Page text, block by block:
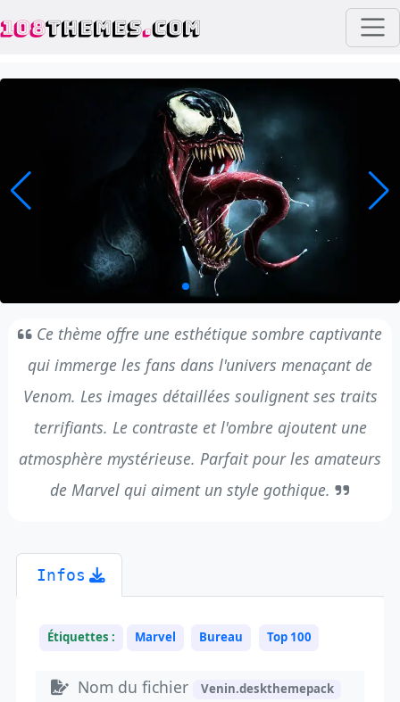
108THEMES.COM
Ce thème offre une esthétique sombre captivante
qui immerge les fans dans l'univers menaçant de
Venom. Les images détaillées soulignent ses traits
terrifiants. Le contraste et l'ombre ajoutent une
atmosphère mystérieuse. Parfait pour les amateurs
de Marvel qui aiment un style gothique.
Infos
Étiquettes : Marvel Bureau Top 100
Nom du fichier Venin.deskthemepack